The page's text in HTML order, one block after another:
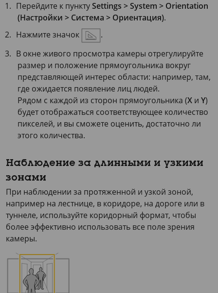
Перейдите к пунктуSettings > System > Orientation
(Настройки > Система > Ориентация).
Нажмите значок
.
В окне живого просмотра камеры отрегулируйте
размер и положение прямоугольника вокруг
представляющей интерес области: например, там,
где ожидается появление лиц людей.
Рядом с каждой из сторон прямоугольника (X и Y)
будет отображаться соответствующее количество
пикселей, и вы сможете оценить, достаточно ли
этого количества.
Наблюдение за длинными и узкими
зонами
При наблюдении за протяженной и узкой зоной,
например на лестнице, в коридоре, на дороге или в
туннеле, используйте коридорный формат, чтобы
более эффективно использовать все поле зрения
камеры.